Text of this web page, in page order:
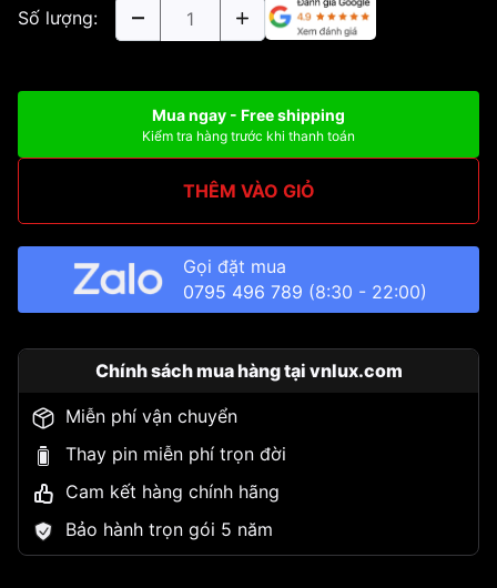
Số lượng:
Mua ngay - Free shipping
Kiểm tra hàng trước khi thanh toán
THÊM VÀO GIỎ
Gọi đặt mua
0795 496 789 (8:30 - 22:00)
Chính sách mua hàng tại vnlux.com
Miễn phí vận chuyển
Thay pin miễn phí trọn đời
Cam kết hàng chính hãng
Bảo hành trọn gói 5 năm